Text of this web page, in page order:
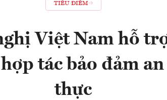
TIÊU ĐIỂM
Việt Nam hỗ
tác bảo đảm
thực